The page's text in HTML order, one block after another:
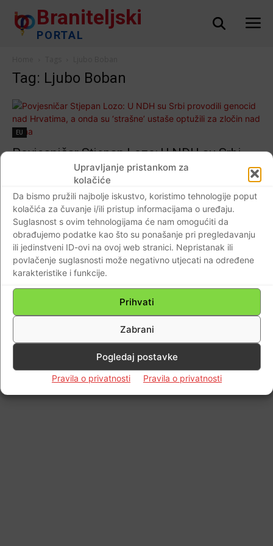
Upravljanje pristankom za
kolačiće
Da bismo pružili najbolje iskustvo, koristimo tehnologije poput
kolačića za čuvanje i/ili pristup informacijama o uređaju.
Suglasnost s ovim tehnologijama će nam omogućiti da
obrađujemo podatke kao što su ponašanje pri pregledavanju
ili jedinstveni ID-ovi na ovoj web stranici. Nepristanak ili
povlačenje suglasnosti može negativno utjecati na određene
karakteristike i funkcije.
Prihvati
Zabrani
Pogledaj postavke
Pravila o privatnosti Pravila o privatnosti
Braniteljski
PORTAL
Tag: Ljubo Boban
EU
Povjesničar Stjepan Lozo: U NDH su Srbi
provodili genocid nad Hrvatima, a onda su
‘strašne’ ustaše optužili za zločin nad njima
Braniteljski portal - 06.11.2018 6
Impressum Kontaktirajte nas Pravila o privatnosti